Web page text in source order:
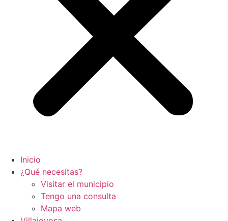
Inicio
¿Qué necesitas?
Visitar el municipio
Tengo una consulta
Mapa web